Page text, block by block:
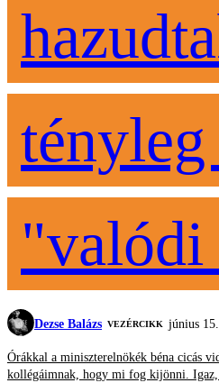
tényleg
"valódi
Dezse Balázs VEZÉRCIKK június 15.
Órákkal a miniszterelnökék béna cicás
kollégáimnak, hogy mi fog kijönni.